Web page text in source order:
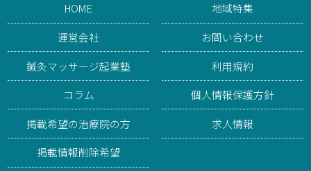
HOME
運営会社
鍼灸マッサージ起業塾
コラム
掲載希望の治療院の方
掲載情報削除希望
地域特集
お問い合わせ
利用規約
個人情報保護方針
求人情報